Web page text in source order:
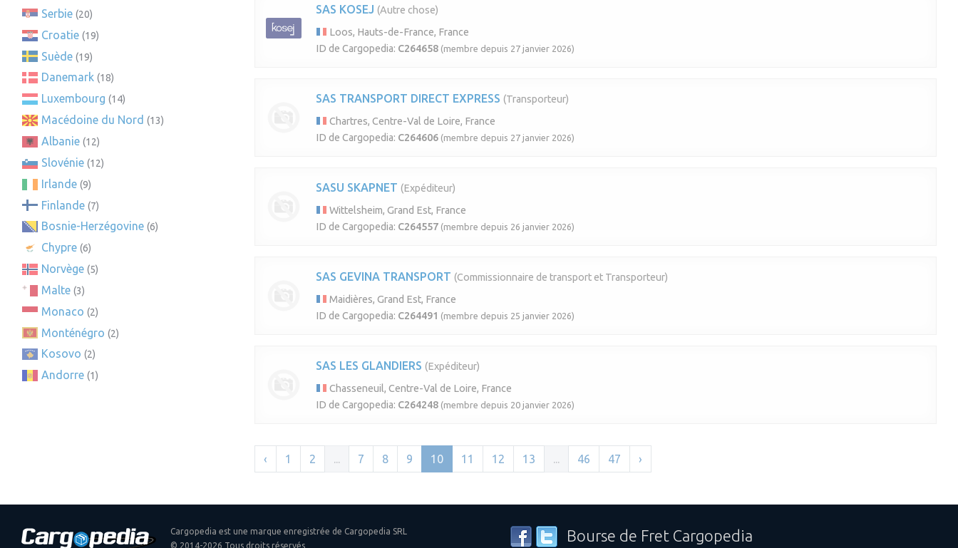
Serbie (20)
Croatie (19)
Suède (19)
Danemark (18)
Luxembourg (14)
Macédoine du Nord (13)
Albanie (12)
Slovénie (12)
Irlande (9)
Finlande (7)
Bosnie-Herzégovine (6)
Chypre (6)
Norvège (5)
Malte (3)
Monaco (2)
Monténégro (2)
Kosovo (2)
Andorre (1)
SAS KOSEJ (Autre chose)
Loos, Hauts-de-France, France
ID de Cargopedia: C264658 (membre depuis 27 janvier 2026)
SAS TRANSPORT DIRECT EXPRESS (Transporteur)
Chartres, Centre-Val de Loire, France
ID de Cargopedia: C264606 (membre depuis 27 janvier 2026)
SASU SKAPNET (Expéditeur)
Wittelsheim, Grand Est, France
ID de Cargopedia: C264557 (membre depuis 26 janvier 2026)
SAS GEVINA TRANSPORT (Commissionnaire de transport et Transporteur)
Maidières, Grand Est, France
ID de Cargopedia: C264491 (membre depuis 25 janvier 2026)
SAS LES GLANDIERS (Expéditeur)
Chasseneuil, Centre-Val de Loire, France
ID de Cargopedia: C264248 (membre depuis 20 janvier 2026)
‹ 1 2 ... 7 8 9 10 11 12 13 ... 46 47 ›
Cargopedia est une marque enregistrée de Cargopedia SRL
© 2014-2026 Tous droits réservés
Bourse de Fret Cargopedia